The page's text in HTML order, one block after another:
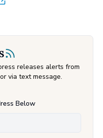
releases alerts from
via text message.
Below